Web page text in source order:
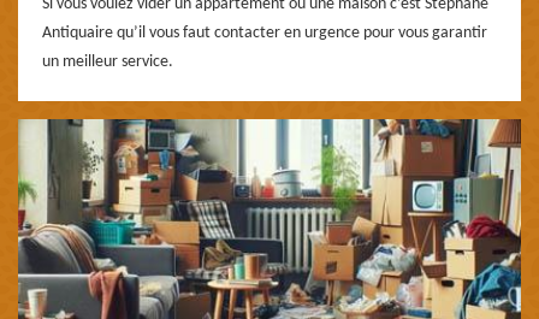
Si vous voulez vider un appartement ou une maison c’est Stéphane
Antiquaire qu’il vous faut contacter en urgence pour vous garantir
un meilleur service.